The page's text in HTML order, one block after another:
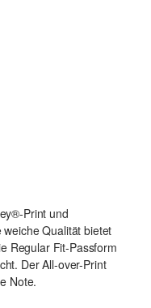
Print und
Qualität bietet
Regular Fit-Passform
Der All-over-Print
Note.